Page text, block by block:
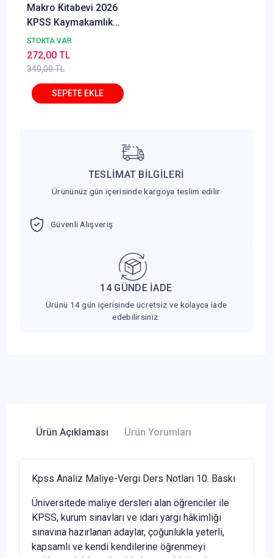
Makro Kitabevi 2026
KPSS Kaymakamlık
Kamu Yönetimi Konu
Anlatımı - Ali Cömert
Makro Kitabevi
STOKTA VAR
340,00 TL
272,00 TL
TESLİMAT BİLGİLERİ
Ürününüz gün içerisinde kargoya teslim edilir
Güvenli Alışveriş
14 GÜNDE İADE
Ürünü 14 gün içerisinde ücretsiz ve kolayca iade
edebilirsiniz.
Ürün Açıklaması Ürün Yorumları
Kpss Analiz Maliye-Vergi Ders Notları 10. Baskı
Üniversitede maliye dersleri alan öğrenciler ile
KPSS, kurum sınavları ve idari yargı hâkimliği
sınavına hazırlanan adaylar, çoğunluk­la yeterli,
kapsamlı ve kendi kendilerine öğrenmeyi